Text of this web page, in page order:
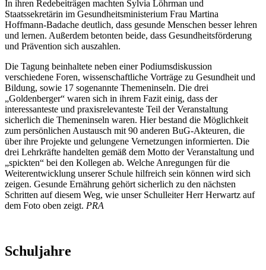
In ihren Redebeiträgen machten Sylvia Löhrman und
Staatssekretärin im Gesundheitsministerium Frau Martina
Hoffmann-Badache deutlich, dass gesunde Menschen besser lehren
und lernen. Außerdem betonten beide, dass Gesundheitsförderung
und Prävention sich auszahlen.
Die Tagung beinhaltete neben einer Podiumsdiskussion
verschiedene Foren, wissenschaftliche Vorträge zu Gesundheit und
Bildung, sowie 17 sogenannte Themeninseln. Die drei
„Goldenberger“ waren sich in ihrem Fazit einig, dass der
interessanteste und praxisrelevanteste Teil der Veranstaltung
sicherlich die Themeninseln waren. Hier bestand die Möglichkeit
zum persönlichen Austausch mit 90 anderen BuG-Akteuren, die
über ihre Projekte und gelungene Vernetzungen informierten. Die
drei Lehrkräfte handelten gemäß dem Motto der Veranstaltung und
„spickten“ bei den Kollegen ab. Welche Anregungen für die
Weiterentwicklung unserer Schule hilfreich sein können wird sich
zeigen. Gesunde Ernährung gehört sicherlich zu den nächsten
Schritten auf diesem Weg, wie unser Schulleiter Herr Herwartz auf
dem Foto oben zeigt. PRA
Schuljahre